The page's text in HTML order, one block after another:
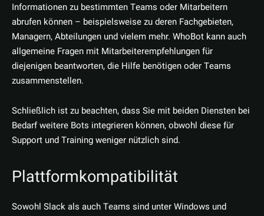
Informationen zu bestimmten Teams oder Mitarbeitern
abrufen können – beispielsweise zu deren Fachgebieten,
Managern, Abteilungen und vielem mehr. WhoBot kann auch
allgemeine Fragen mit Mitarbeiterempfehlungen für
diejenigen beantworten, die Hilfe benötigen oder Teams
zusammenstellen.
Schließlich ist zu beachten, dass Sie mit beiden Diensten bei
Bedarf weitere Bots integrieren können, obwohl diese für
Support und Training weniger nützlich sind.
Plattformkompatibilität
Sowohl Slack als auch Teams sind unter Windows und